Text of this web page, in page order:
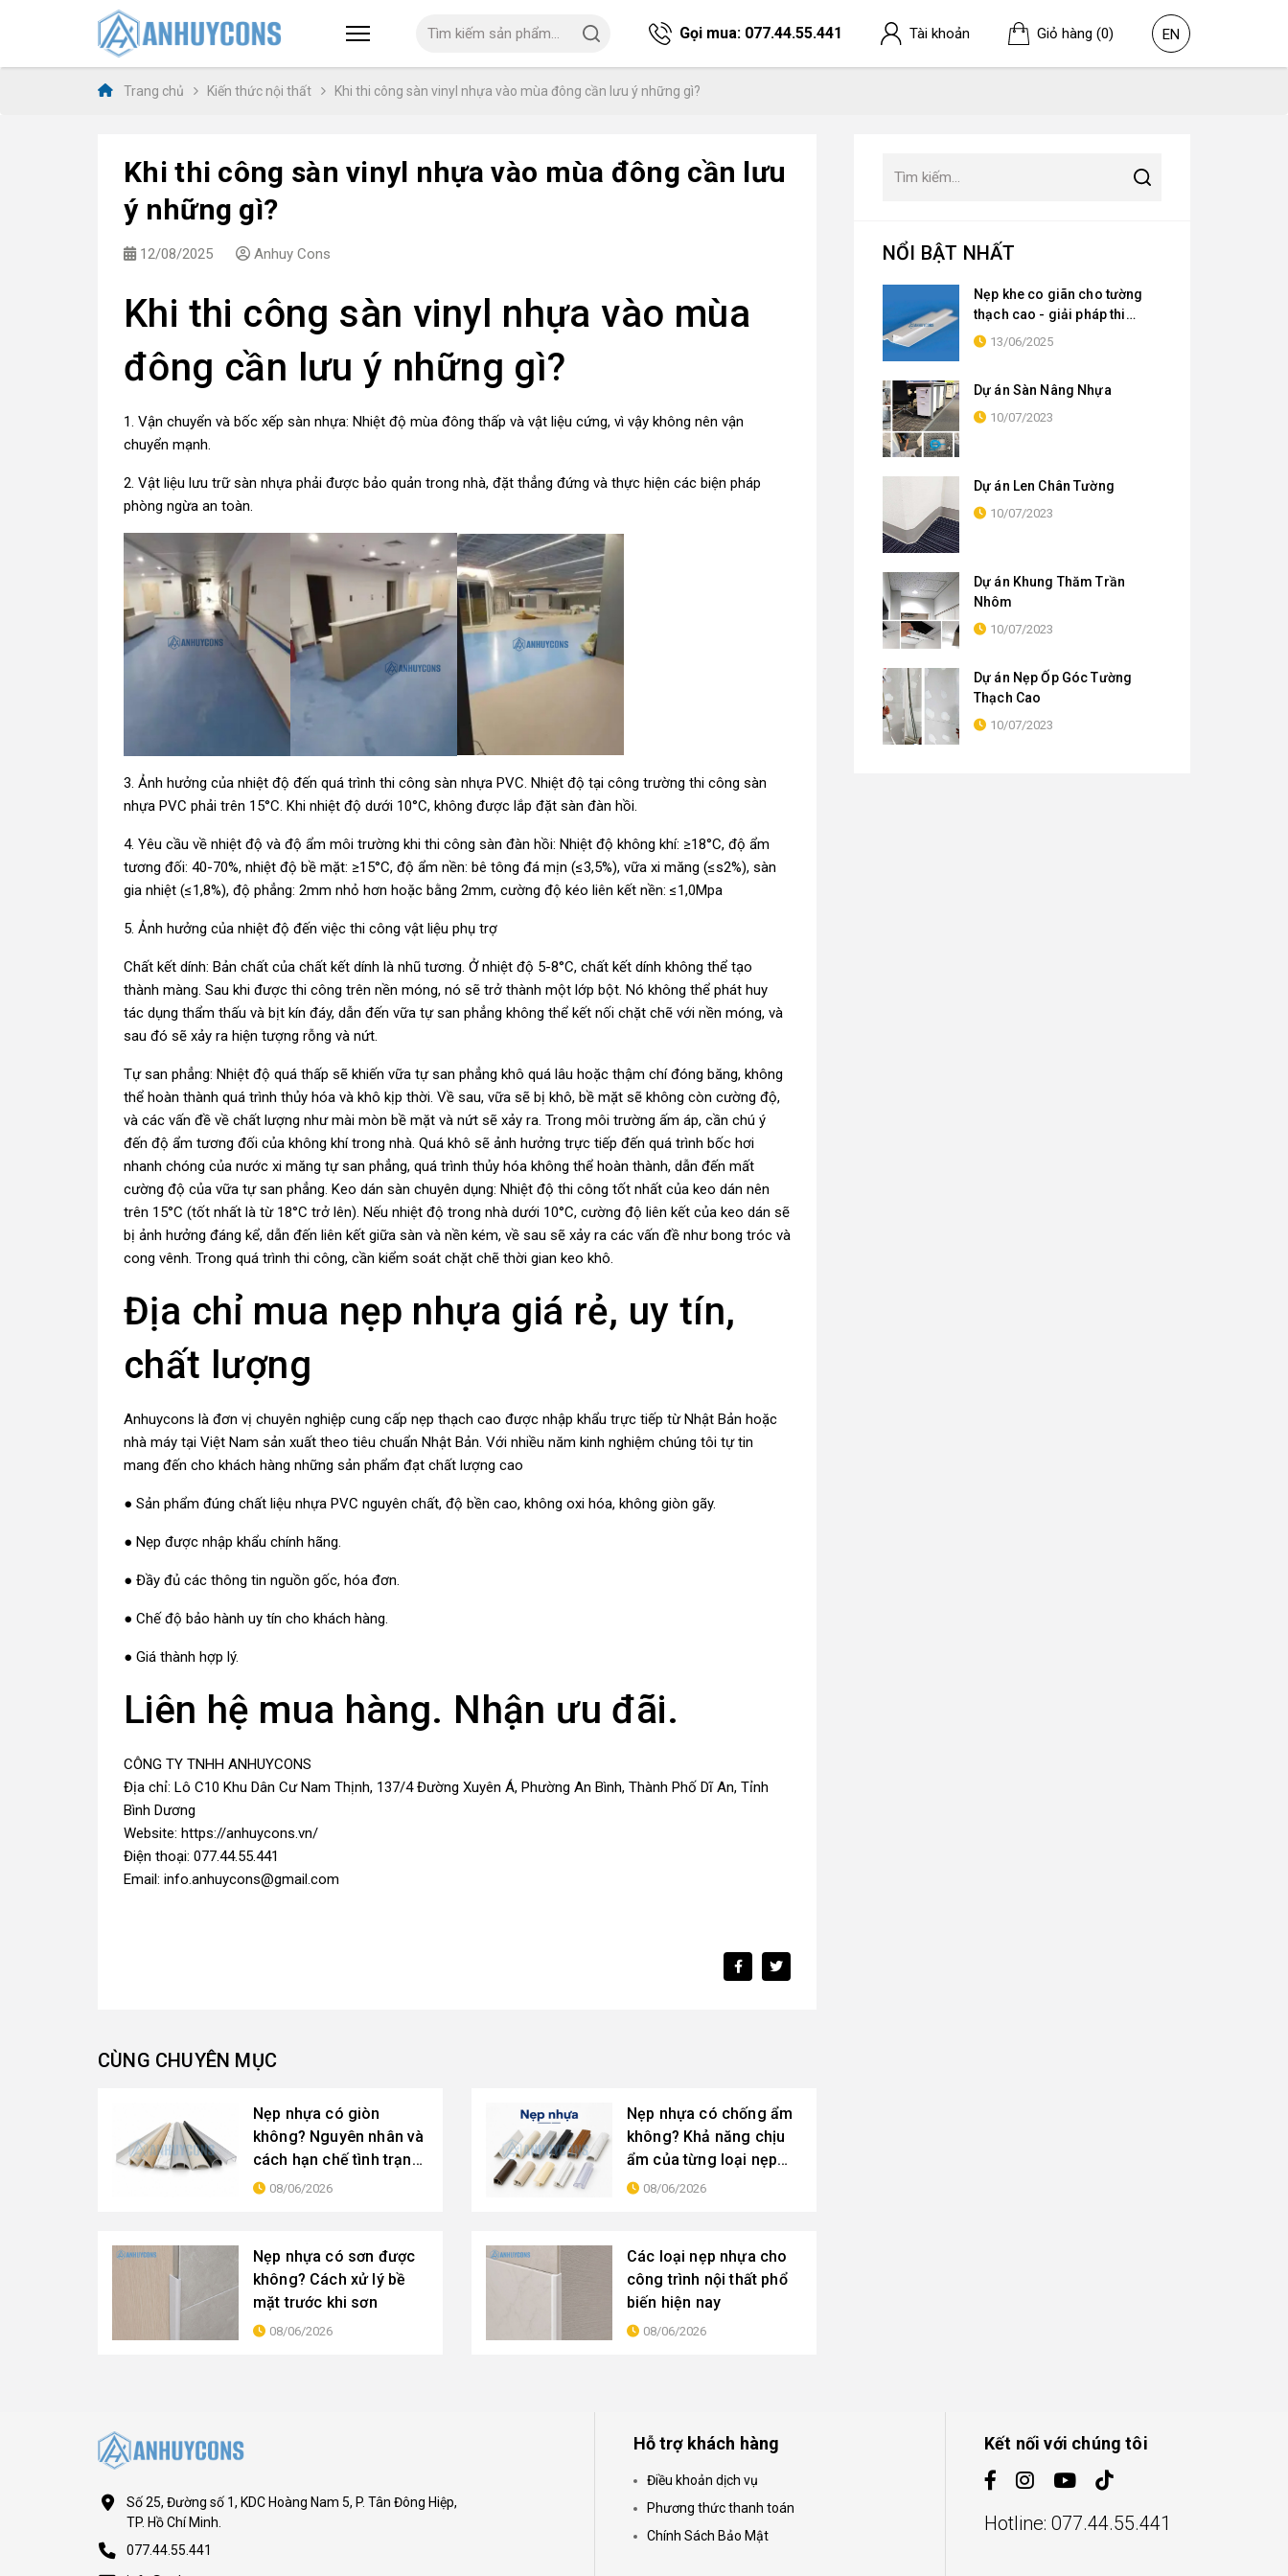
Gọi mua: 077.44.55.441 Tài khoản Giỏ hàng (0) EN
Trang chủ Kiến thức nội thất Khi thi công sàn vinyl nhựa vào mùa đông cần lưu ý những gì?
NỔI BẬT NHẤT
Nẹp khe co giãn cho tường
thạch cao - giải pháp thi
công hiệu quả cho các dự án
13/06/2025
Dự án Sàn Nâng Nhựa
10/07/2023
Dự án Len Chân Tường
10/07/2023
Dự án Khung Thăm Trần
Nhôm
10/07/2023
Dự án Nẹp Ốp Góc Tường
Thạch Cao
10/07/2023
Khi thi công sàn vinyl nhựa vào mùa đông cần lưu
ý những gì?
12/08/2025 Anhuy Cons
Khi thi công sàn vinyl nhựa vào mùa
đông cần lưu ý những gì?
1. Vận chuyển và bốc xếp sàn nhựa: Nhiệt độ mùa đông thấp và vật liệu cứng, vì vậy không nên vận
chuyển mạnh.
2. Vật liệu lưu trữ sàn nhựa phải được bảo quản trong nhà, đặt thẳng đứng và thực hiện các biện pháp
phòng ngừa an toàn.
3. Ảnh hưởng của nhiệt độ đến quá trình thi công sàn nhựa PVC. Nhiệt độ tại công trường thi công sàn
nhựa PVC phải trên 15°C. Khi nhiệt độ dưới 10°C, không được lắp đặt sàn đàn hồi.
4. Yêu cầu về nhiệt độ và độ ẩm môi trường khi thi công sàn đàn hồi: Nhiệt độ không khí: ≥18°C, độ ẩm
tương đối: 40-70%, nhiệt độ bề mặt: ≥15°C, độ ẩm nền: bê tông đá mịn (≤3,5%), vữa xi măng (≤s2%), sàn
gia nhiệt (≤1,8%), độ phẳng: 2mm nhỏ hơn hoặc bằng 2mm, cường độ kéo liên kết nền: ≤1,0Mpa
5. Ảnh hưởng của nhiệt độ đến việc thi công vật liệu phụ trợ
Chất kết dính: Bản chất của chất kết dính là nhũ tương. Ở nhiệt độ 5-8°C, chất kết dính không thể tạo
thành màng. Sau khi được thi công trên nền móng, nó sẽ trở thành một lớp bột. Nó không thể phát huy
tác dụng thẩm thấu và bịt kín đáy, dẫn đến vữa tự san phẳng không thể kết nối chặt chẽ với nền móng, và
sau đó sẽ xảy ra hiện tượng rỗng và nứt.
Tự san phẳng: Nhiệt độ quá thấp sẽ khiến vữa tự san phẳng khô quá lâu hoặc thậm chí đóng băng, không
thể hoàn thành quá trình thủy hóa và khô kịp thời. Về sau, vữa sẽ bị khô, bề mặt sẽ không còn cường độ,
và các vấn đề về chất lượng như mài mòn bề mặt và nứt sẽ xảy ra. Trong môi trường ấm áp, cần chú ý
đến độ ẩm tương đối của không khí trong nhà. Quá khô sẽ ảnh hưởng trực tiếp đến quá trình bốc hơi
nhanh chóng của nước xi măng tự san phẳng, quá trình thủy hóa không thể hoàn thành, dẫn đến mất
cường độ của vữa tự san phẳng. Keo dán sàn chuyên dụng: Nhiệt độ thi công tốt nhất của keo dán nên
trên 15°C (tốt nhất là từ 18°C trở lên). Nếu nhiệt độ trong nhà dưới 10°C, cường độ liên kết của keo dán sẽ
bị ảnh hưởng đáng kể, dẫn đến liên kết giữa sàn và nền kém, về sau sẽ xảy ra các vấn đề như bong tróc và
cong vênh. Trong quá trình thi công, cần kiểm soát chặt chẽ thời gian keo khô.
Địa chỉ mua nẹp nhựa giá rẻ, uy tín,
chất lượng
Anhuycons là đơn vị chuyên nghiệp cung cấp nẹp thạch cao được nhập khẩu trực tiếp từ Nhật Bản hoặc
nhà máy tại Việt Nam sản xuất theo tiêu chuẩn Nhật Bản. Với nhiều năm kinh nghiệm chúng tôi tự tin
mang đến cho khách hàng những sản phẩm đạt chất lượng cao
● Sản phẩm đúng chất liệu nhựa PVC nguyên chất, độ bền cao, không oxi hóa, không giòn gãy.
● Nẹp được nhập khẩu chính hãng.
● Đầy đủ các thông tin nguồn gốc, hóa đơn.
● Chế độ bảo hành uy tín cho khách hàng.
● Giá thành hợp lý.
Liên hệ mua hàng. Nhận ưu đãi.
CÔNG TY TNHH ANHUYCONS
Địa chỉ: Lô C10 Khu Dân Cư Nam Thịnh, 137/4 Đường Xuyên Á, Phường An Bình, Thành Phố Dĩ An, Tỉnh
Bình Dương
Website: https://anhuycons.vn/
Điện thoại: 077.44.55.441
Email: info.anhuycons@gmail.com
CÙNG CHUYÊN MỤC
Nẹp nhựa có giòn
không? Nguyên nhân và
cách hạn chế tình trạng
giòn gãy
08/06/2026
Nẹp nhựa có chống ẩm
không? Khả năng chịu
ẩm của từng loại nẹp
hiện nay
08/06/2026
Nẹp nhựa có sơn được
không? Cách xử lý bề
mặt trước khi sơn
08/06/2026
Các loại nẹp nhựa cho
công trình nội thất phổ
biến hiện nay
08/06/2026
Số 25, Đường số 1, KDC Hoàng Nam 5, P. Tân Đông Hiệp,
TP. Hồ Chí Minh.
077.44.55.441
Hỗ trợ khách hàng
Điều khoản dịch vụ
Phương thức thanh toán
Chính Sách Bảo Mật
Kết nối với chúng tôi
Hotline: 077.44.55.441